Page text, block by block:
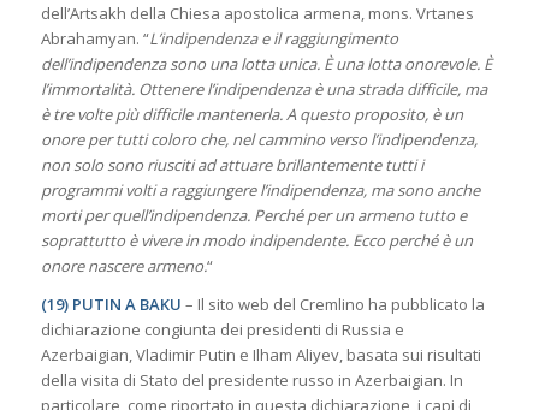
dell’Artsakh della Chiesa apostolica armena, mons. Vrtanes
Abrahamyan. “L’indipendenza e il raggiungimento
dell’indipendenza sono una lotta unica. È una lotta onorevole. È
l’immortalità. Ottenere l’indipendenza è una strada difficile, ma
è tre volte più difficile mantenerla. A questo proposito, è un
onore per tutti coloro che, nel cammino verso l’indipendenza,
non solo sono riusciti ad attuare brillantemente tutti i
programmi volti a raggiungere l’indipendenza, ma sono anche
morti per quell’indipendenza. Perché per un armeno tutto e
soprattutto è vivere in modo indipendente. Ecco perché è un
onore nascere armeno.“
(19) PUTIN A BAKU – Il sito web del Cremlino ha pubblicato la
dichiarazione congiunta dei presidenti di Russia e
Azerbaigian, Vladimir Putin e Ilham Aliyev, basata sui risultati
della visita di Stato del presidente russo in Azerbaigian. In
particolare, come riportato in questa dichiarazione, i capi di